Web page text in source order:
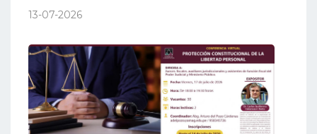
13-07-2026